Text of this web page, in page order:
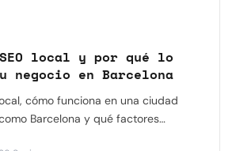
local y por qué lo
negocio en Barcelona
cómo funciona en una ciudad
Barcelona y qué factores